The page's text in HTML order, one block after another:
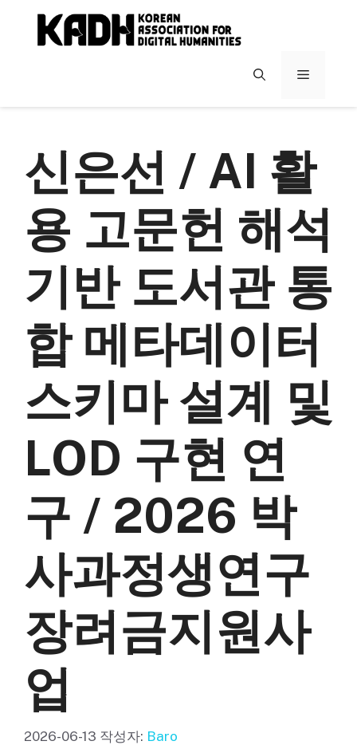
메
신은선 / AI 활
용 고문헌 해석
기반 도서관 통
합 메타데이터
스키마 설계 및
LOD 구현 연
구 / 2026 박
사과정생연구
장려금지원사
업
2026-06-13 작성자: Baro